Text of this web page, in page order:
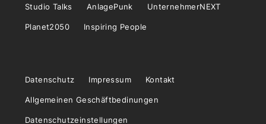
Studio Talks AnlagePunk UnternehmerNEXT
Planet2050 Inspiring People
Datenschutz Impressum Kontakt
Allgemeinen Geschäftbedinungen
Datenschutzeinstellungen